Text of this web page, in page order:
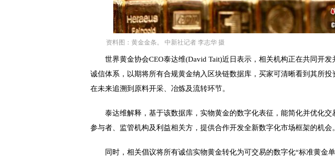
资料图：黄金金条。 中新社记者 李志华 摄
世界黄金协会CEO泰达维(David Tait)近日表示，相关机构正在共同开发
诚信体系，以期将所有合规黄金纳入区块链数据库，买家可清晰看到其所投
在未来追溯到原料开采、冶炼及流转环节。
泰达维解释，基于该数据库，实物黄金的数字化表征，能简化并优化交
参与者、监管机构及利益相关方，提供合作开发全新数字化市场框架的机会。
同时，相关倡议将所有诚信实物黄金转化为可交易的数字化“标准黄金单